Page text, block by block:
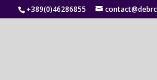
+389(0)46286855